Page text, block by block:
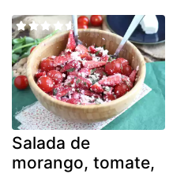
Salada de
morango, tomate,